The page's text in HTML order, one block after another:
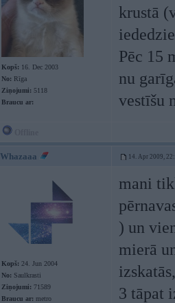
Kopš: 16. Dec 2003
No: Rīga
Ziņojumi: 5118
Braucu ar:
krustā
Pēc 15
nu
vestīšu
Whazaaa 14. Apr 2009,
Kopš: 24. Jun 2004
No: Saulkrasti
Ziņojumi: 71589
Braucu ar: metro
mani
) un
mierā
3 tāpat